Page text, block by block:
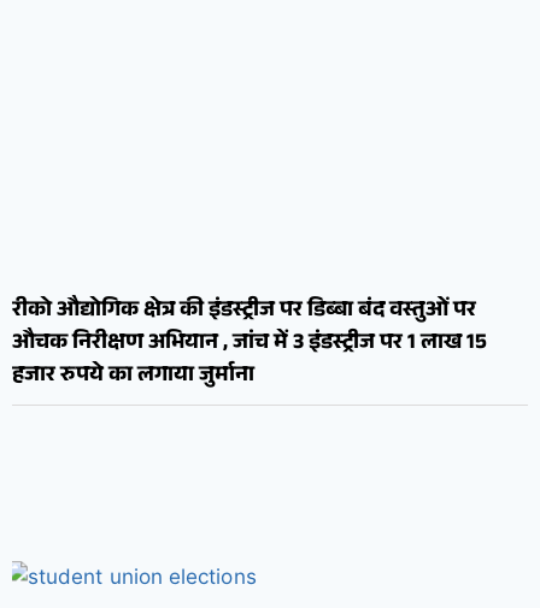
रीको औद्योगिक क्षेत्र की इंडस्ट्रीज पर डिब्बा बंद वस्तुओं पर
औचक निरीक्षण अभियान , जांच में 3 इंडस्ट्रीज पर 1 लाख 15
हजार रुपये का लगाया जुर्माना